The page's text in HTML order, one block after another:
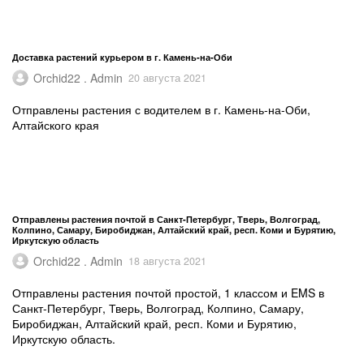
Доставка растений курьером в г. Камень-на-Оби
Orchid22 . Admin 20 августа 2021
Отправлены растения с водителем в г. Камень-на-Оби,
Алтайского края
Отправлены растения почтой в Санкт-Петербург, Тверь, Волгоград,
Колпино, Самару, Биробиджан, Алтайский край, респ. Коми и Бурятию,
Иркутскую область
Orchid22 . Admin 18 августа 2021
Отправлены растения почтой простой, 1 классом и EMS в
Санкт-Петербург, Тверь, Волгоград, Колпино, Самару,
Биробиджан, Алтайский край, респ. Коми и Бурятию,
Иркутскую область.